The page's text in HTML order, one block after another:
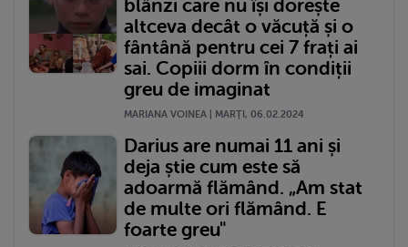
blânzi care nu își dorește
altceva decât o văcuță și o
fântână pentru cei 7 frați ai
sai. Copiii dorm în condiții
greu de imaginat
MARIANA VOINEA | MARŢI, 06.02.2024
Darius are numai 11 ani și
deja știe cum este să
adoarmă flămând. „Am stat
de multe ori flămând. E
foarte greu"